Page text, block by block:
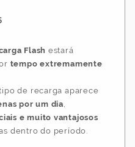
Flash estará
tempo extremamente
de recarga aparece
por um dia,
e muito vantajosos
dentro do período.